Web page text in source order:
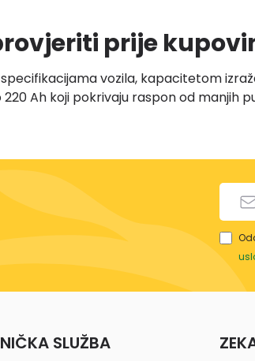
prije
vozila, kapacitetom
220 Ah koji pokrivaju raspon od
baterije tokom dužeg
pražnjenja.
SLUŽBA